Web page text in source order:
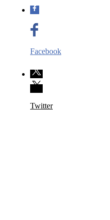
Facebook
Twitter